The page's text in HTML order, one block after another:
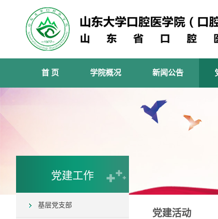
首 页 学院概况 新闻公告
党建工作
基层党支部
党建活动